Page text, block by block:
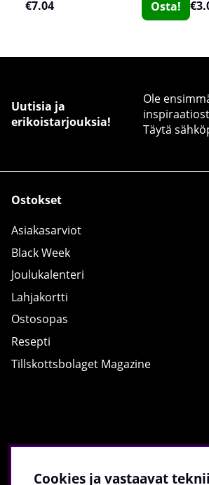
€7.04 Osta!
Uutisia ja
erikoistarjouksia!
Ole
Täytä
Ostokset
Asiakasarviot
Black Week
Joulukalenteri
Lahjakortti
Ostosopas
Resepti
Tillskottsbolaget Magazine
Cookies ja vastaavat